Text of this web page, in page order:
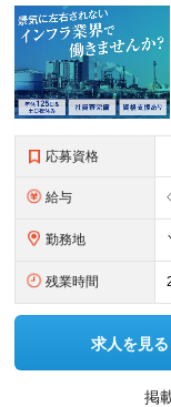
応募資格
給与
勤務地
残業時間
求人を見る
掲